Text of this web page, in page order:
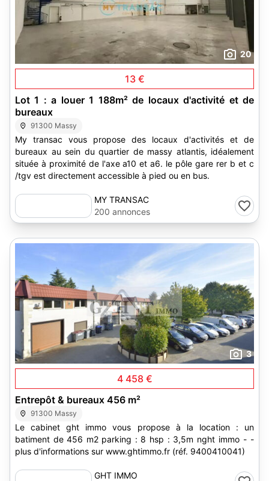
20
13 €
Lot 1 : a louer 1 188m² de locaux d'activité et de
bureaux
91300 Massy
My transac vous propose des locaux d'activités et de
bureaux au sein du quartier de massy atlantis, idéalement
située à proximité de l'axe a10 et a6. le pôle gare rer b et c
/tgv est directement accessible à pied ou en bus.
MY TRANSAC
200 annonces
3
4 458 €
Entrepôt & bureaux 456 m²
91300 Massy
Le cabinet ght immo vous propose à la location : un
batiment de 456 m2 parking : 8 hsp : 3,5m nght immo - -
plus d'informations sur www.ghtimmo.fr (réf. 9400410041)
GHT IMMO